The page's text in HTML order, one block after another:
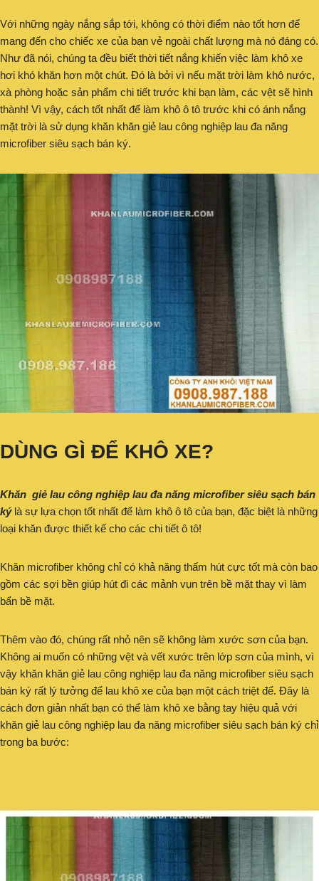
Với những ngày nắng sắp tới, không có thời điểm nào tốt hơn để
mang đến cho chiếc xe của bạn vẻ ngoài chất lượng mà nó đáng có.
Như đã nói, chúng ta đều biết thời tiết nắng khiến việc làm khô xe
hơi khó khăn hơn một chút. Đó là bởi vì nếu mặt trời làm khô nước,
xà phòng hoặc sản phẩm chi tiết trước khi bạn làm, các vệt sẽ hình
thành! Vì vậy, cách tốt nhất để làm khô ô tô trước khi có ánh nắng
mặt trời là sử dụng khăn khăn giẻ lau công nghiệp lau đa năng
microfiber siêu sạch bán ký.
DÙNG GÌ ĐỂ KHÔ XE?
Khăn giẻ lau công nghiệp lau đa năng microfiber siêu sạch bán
ký là sự lựa chọn tốt nhất để làm khô ô tô của bạn, đặc biệt là những
loại khăn được thiết kế cho các chi tiết ô tô!
Khăn microfiber không chỉ có khả năng thấm hút cực tốt mà còn bao
gồm các sợi bền giúp hút đi các mảnh vụn trên bề mặt thay vì làm
bẩn bề mặt.
Thêm vào đó, chúng rất nhỏ nên sẽ không làm xước sơn của bạn.
Không ai muốn có những vệt và vết xước trên lớp sơn của mình, vì
vậy khăn khăn giẻ lau công nghiệp lau đa năng microfiber siêu sạch
bán ký rất lý tưởng để lau khô xe của bạn một cách triệt để. Đây là
cách đơn giản nhất bạn có thể làm khô xe bằng tay hiệu quả với
khăn giẻ lau công nghiệp lau đa năng microfiber siêu sạch bán ký chỉ
trong ba bước: